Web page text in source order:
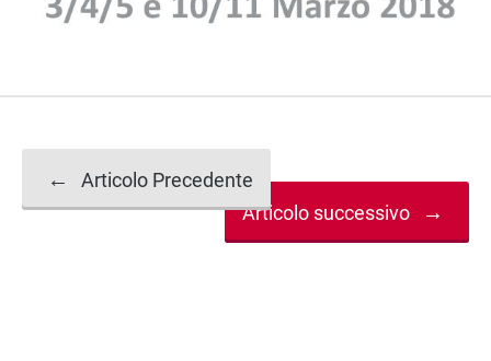
Navigazione
←
Articolo Precedente
Articolo successivo
→